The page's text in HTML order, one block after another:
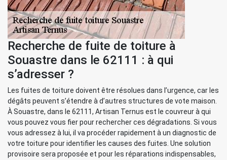
Recherche de fuite de toiture à
Souastre dans le 62111 : à qui
s’adresser ?
Les fuites de toiture doivent être résolues dans l’urgence, car les
dégâts peuvent s’étendre à d’autres structures de vote maison.
À Souastre, dans le 62111, Artisan Ternus est le couvreur à qui
vous pouvez vous fier pour rechercher ces dégradations. Si vous
vous adressez à lui, il va procéder rapidement à un diagnostic de
votre toiture pour identifier les causes des fuites. Une solution
provisoire sera proposée et pour les réparations indispensables,